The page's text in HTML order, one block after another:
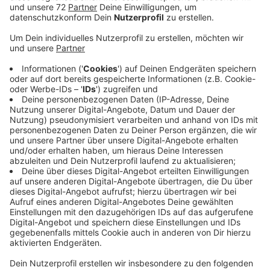
Anzeige
Die Gemeinde will unter anderem erfahren, wo Sie gern
mit dem Fahrrad entlang fahren. Gleichzeitig erhofft
sie sich Hinweise auf gefährliche Stellen und
Hindernisse. Auch interessant: Gibt es Orte in der
Gemeinde, die besonders schlecht mit dem Fahrrad zu
erreichen sind. Wo fehlen möglicherweise
Fahrradparkplätze? Gibt es ausreichend Plätze um
größere Lastenräder zu parken? Damit die
Verkehrswende klappt ist auch wichtig, dass es mit
dem Umsteigen zwischen Fahrrad, Bus und Bahn
klappt. Dazu sind ebenfalls Ihre Erfahrungen und
Verbesserungsvorschläge gefragt. Bis Anfang
September (05.09) können Sie sichHIERonline
einbringen.